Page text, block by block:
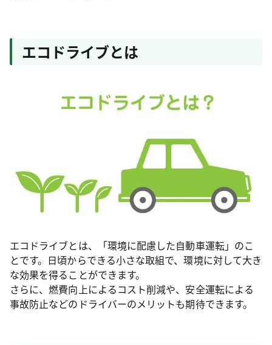
エコドライブとは
エコドライブとは、「環境に配慮した自動車運転」のこ
とです。日頃からできる小さな取組で、環境に対して大き
な効果を得ることができます。
さらに、燃費向上によるコスト削減や、安全運転による
事故防止などのドライバーのメリットも期待できます。